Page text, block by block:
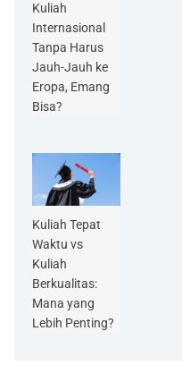
Kuliah
Internasional
Tanpa Harus
Jauh-Jauh ke
Eropa, Emang
Bisa?
Kuliah Tepat
Waktu vs
Kuliah
Berkualitas:
Mana yang
Lebih Penting?